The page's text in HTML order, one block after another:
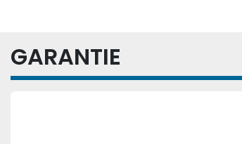
GARANTIE